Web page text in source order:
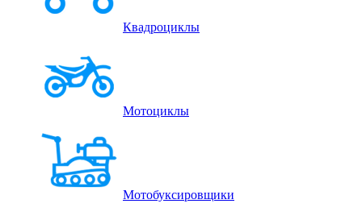
Квадроциклы
Мотоциклы
Мотобуксировщики